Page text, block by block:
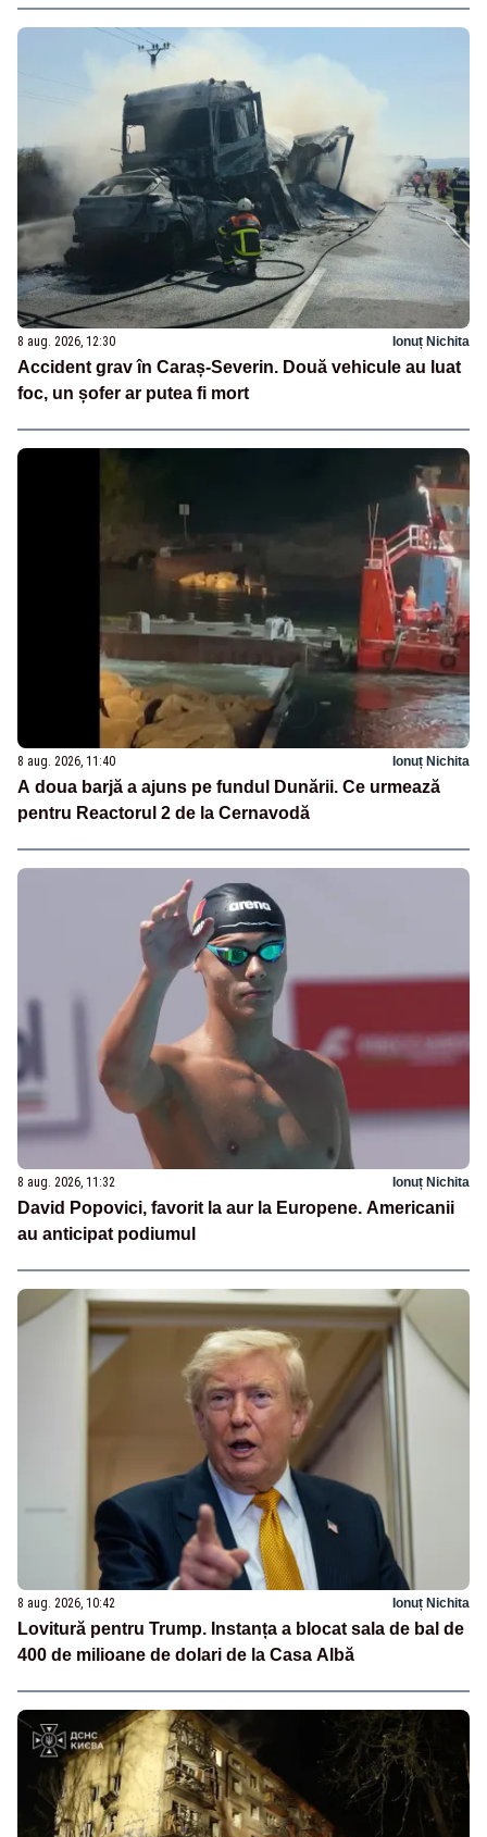
8 aug. 2026, 12:30 Ionuț Nichita
Accident grav în Caraș-Severin. Două vehicule au luat
foc, un șofer ar putea fi mort
8 aug. 2026, 11:40 Ionuț Nichita
A doua barjă a ajuns pe fundul Dunării. Ce urmează
pentru Reactorul 2 de la Cernavodă
8 aug. 2026, 11:32 Ionuț Nichita
David Popovici, favorit la aur la Europene. Americanii
au anticipat podiumul
8 aug. 2026, 10:42 Ionuț Nichita
Lovitură pentru Trump. Instanța a blocat sala de bal de
400 de milioane de dolari de la Casa Albă